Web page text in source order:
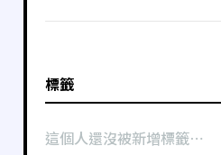
標籤
這個人還沒被新增標籤⋯